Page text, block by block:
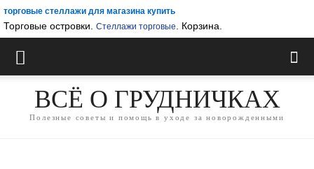
торговые стеллажи для магазина купить
Торговые островки. Стеллажи торговые . Корзина.
ВСЁ О ГРУДНИЧКАХ
Полезные советы и помощь в уходе за новорожденными